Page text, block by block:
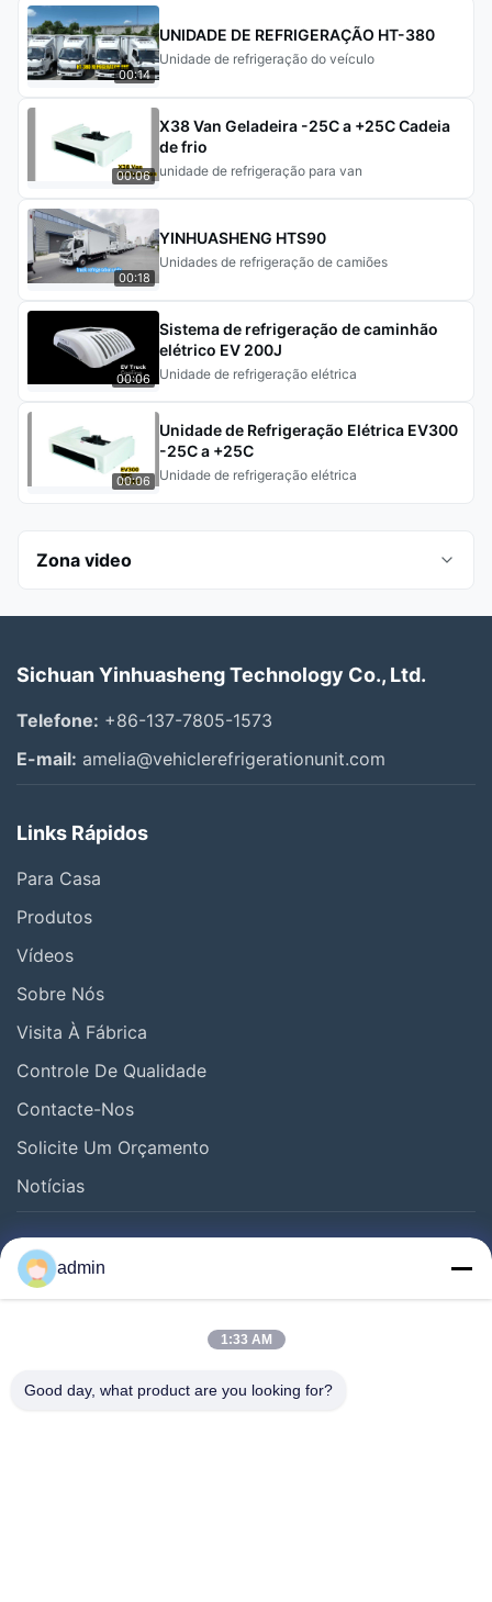
00:14
UNIDADE DE REFRIGERAÇÃO HT-380
Unidade de refrigeração do veículo
00:06
X38 Van Geladeira -25C a +25C Cadeia
de frio
unidade de refrigeração para van
00:18
YINHUASHENG HTS90
Unidades de refrigeração de camiões
00:06
Sistema de refrigeração de caminhão
elétrico EV 200J
Unidade de refrigeração elétrica
00:06
Unidade de Refrigeração Elétrica EV300
-25C a +25C
Unidade de refrigeração elétrica
Zona video
Unidades de refrigeração de camiões
unidade de refrigeração para van
Outros vídeos
Sichuan Yinhuasheng Technology Co., Ltd.
Telefone: +86-137-7805-1573
E-mail: amelia@vehiclerefrigerationunit.com
Links Rápidos
Para Casa
Produtos
Vídeos
Sobre Nós
Visita À Fábrica
Controle De Qualidade
Contacte-Nos
Solicite Um Orçamento
Notícias
Segue-Nos.
admin
1:33 AM
Good day, what product are you looking for?